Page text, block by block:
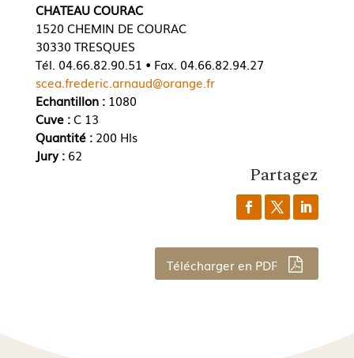
CHATEAU COURAC
1520 CHEMIN DE COURAC
30330 TRESQUES
Tél. 04.66.82.90.51 • Fax. 04.66.82.94.27
scea.frederic.arnaud@orange.fr
Echantillon :1080
Cuve :C 13
Quantité : 200 Hls
Jury : 62
Partagez
Télécharger en PDF